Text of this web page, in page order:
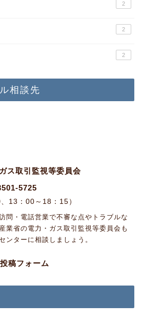
2
2
2
相談先
ス取引監視等委員会
5725
13：00～18：15）
問・電話営業で不審な点やトラブルな
業省の電力・ガス取引監視等委員会も
ンターに相談しましょう。
稿フォーム